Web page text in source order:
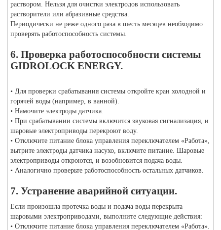
раствором. Нельзя для очистки электродов использовать
растворители или абразивные средства.
Периодически не реже одного раза в шесть месяцев необходимо
проверять работоспособность системы.
6. Проверка работоспособности системы
GIDROLOCK ENERGY.
• Для проверки срабатывания системы откройте кран холодной и
горячей воды (например, в ванной).
• Намочите электроды датчика.
• При срабатывании системы включится звуковая сигнализация, и
шаровые электроприводы перекроют воду.
• Отключите питание блока управления переключателем «Работа»,
вытрите электроды датчика насухо, включите питание. Шаровые
электроприводы откроются, и возобновится подача воды.
• Аналогично проверьте работоспособность остальных датчиков.
7. Устранение аварийной ситуации.
Если произошла протечка воды и подача воды перекрыта
шаровыми электроприводами, выполните следующие действия:
• Отключите питание блока управления переключателем «Работа».